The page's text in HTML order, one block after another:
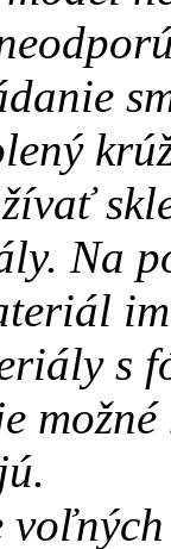
Na
s